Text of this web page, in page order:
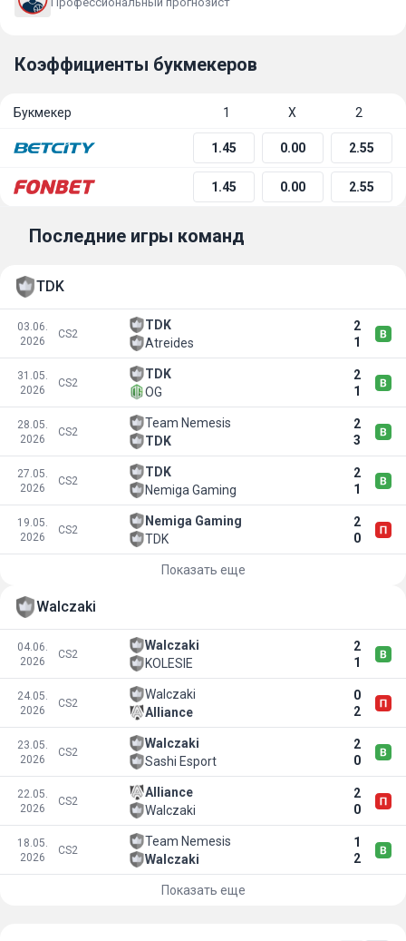
Коэффициенты букмекеров
Букмекер 1 Х 2
1.45 0.00 2.55
1.45 0.00 2.55
Последние игры команд
TDK
03.06.
2026
CS2
TDK
2
1
Atreides
31.05.
2026
CS2
TDK
2
1
OG
28.05.
2026
CS2
Team Nemesis
2
3
TDK
27.05.
2026
CS2
TDK
2
1
Nemiga Gaming
19.05.
2026
CS2
Nemiga Gaming
2
0
TDK
Показать еще
Walczaki
04.06.
2026
CS2
Walczaki
2
1
KOLESIE
24.05.
2026
CS2
Walczaki
0
2
Alliance
23.05.
2026
CS2
Walczaki
2
0
Sashi Esport
22.05.
2026
CS2
Alliance
2
0
Walczaki
18.05.
2026
CS2
Team Nemesis
1
2
Walczaki
Показать еще